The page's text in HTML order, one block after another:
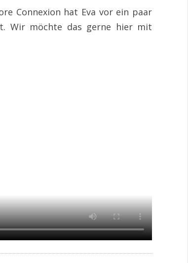
Connexion hat Eva vor ein paar
Wir möchte das gerne hier mit